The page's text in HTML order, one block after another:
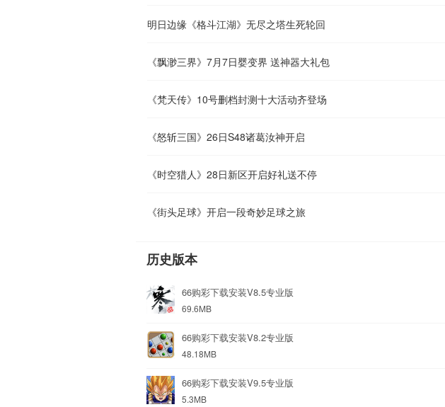
明日边缘《格斗江湖》无尽之塔生死轮回
《飘渺三界》7月7日婴变界 送神器大礼包
《梵天传》10号删档封测十大活动齐登场
《怒斩三国》26日S48诸葛汝神开启
《时空猎人》28日新区开启好礼送不停
《街头足球》开启一段奇妙足球之旅
历史版本
66购彩下载安装V8.5专业版
69.6MB
66购彩下载安装V8.2专业版
48.18MB
66购彩下载安装V9.5专业版
5.3MB